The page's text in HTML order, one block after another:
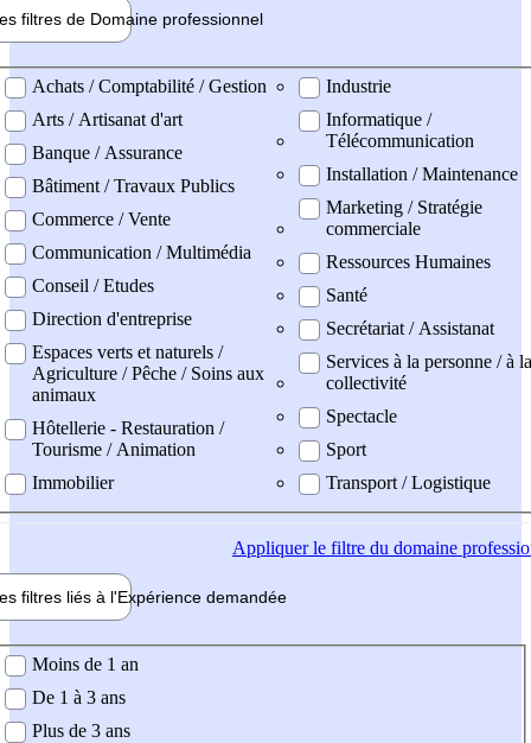
filtres de Domaine professionnel
professionel
Achats / Comptabilité / Gestion
Arts / Artisanat d'art
Banque / Assurance
Bâtiment / Travaux Publics
Commerce / Vente
Communication / Multimédia
Conseil / Etudes
Direction d'entreprise
Espaces verts et naturels /
Agriculture / Pêche / Soins aux
animaux
Hôtellerie - Restauration /
Tourisme / Animation
Immobilier
Industrie
Informatique /
Télécommunication
Installation / Maintenance
Marketing / Stratégie
commerciale
Ressources Humaines
Santé
Secrétariat / Assistanat
Services à la personne / à la
collectivité
Spectacle
Sport
Transport / Logistique
Appliquerle filtre du domaine
filtres liés à l'Expérience demandée
demandée
Moins de 1 an
De 1 à 3 ans
Plus de 3 ans